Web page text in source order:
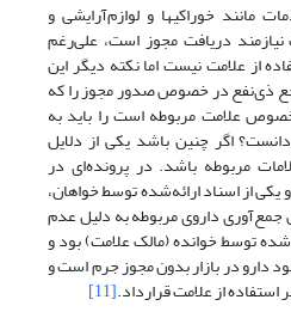
مانند خوراکیها و لوازم‌آرایشی و
دریافت مجوز است، علی‌رغم
از علامت نیست اما نکته دیگر این
ذی‌نفع در خصوص صدور مجوز را که
علامت مربوطه است را باید به
اگر چنین باشد یکی از دلایل
مربوطه باشد. در پرونده‌ای در
از اسناد ارائه‌شده توسط خواهان،
داروی مربوطه به دلیل عدم
توسط خوانده (مالک علامت) بود و
دارو در بازار بدون مجوز جرم است و
استفاده از علامت قرارداد.[11]